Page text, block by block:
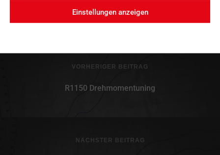
Einstellungen anzeigen
VORHERIGER BEITRAG
R1150 Drehmomentuning
NÄCHSTER BEITRAG